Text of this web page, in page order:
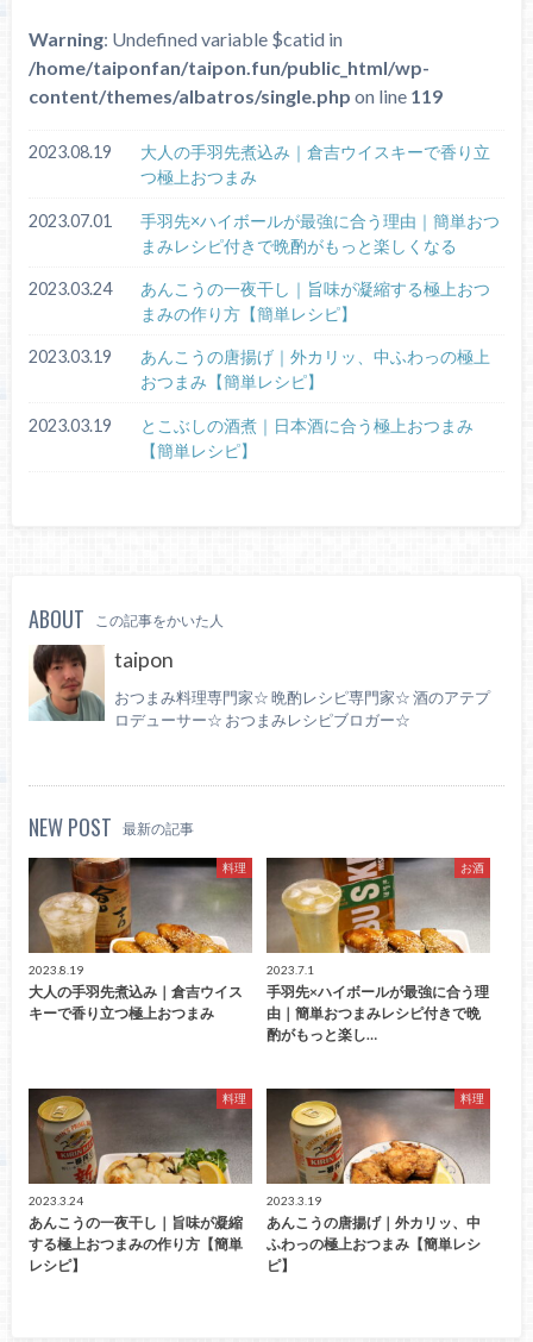
Warning: Undefined variable $catid in
/home/taiponfan/taipon.fun/public_html/wp-
content/themes/albatros/single.php on line 119
2023.08.19
大人の手羽先煮込み｜倉吉ウイスキーで香り立
つ極上おつまみ
2023.07.01
手羽先×ハイボールが最強に合う理由｜簡単おつ
まみレシピ付きで晩酌がもっと楽しくなる
2023.03.24
あんこうの一夜干し｜旨味が凝縮する極上おつ
まみの作り方【簡単レシピ】
2023.03.19
あんこうの唐揚げ｜外カリッ、中ふわっの極上
おつまみ【簡単レシピ】
2023.03.19
とこぶしの酒煮｜日本酒に合う極上おつまみ
【簡単レシピ】
ABOUT この記事をかいた人
taipon
おつまみ料理専門家☆ 晩酌レシピ専門家☆ 酒のアテプ
ロデューサー☆ おつまみレシピブロガー☆
NEW POST 最新の記事
料理
2023.8.19
大人の手羽先煮込み｜倉吉ウイス
キーで香り立つ極上おつまみ
お酒
2023.7.1
手羽先×ハイボールが最強に合う理
由｜簡単おつまみレシピ付きで晩
酌がもっと楽し…
料理
2023.3.24
あんこうの一夜干し｜旨味が凝縮
する極上おつまみの作り方【簡単
レシピ】
料理
2023.3.19
あんこうの唐揚げ｜外カリッ、中
ふわっの極上おつまみ【簡単レシ
ピ】